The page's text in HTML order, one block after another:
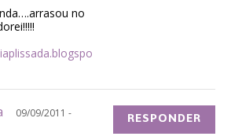
no
09/09/2011 -
RESPONDER